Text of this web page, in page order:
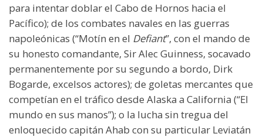
para intentar doblar el Cabo de Hornos hacia el
Pacífico); de los combates navales en las guerras
napoleónicas (“Motín en el Defiant”, con el mando de
su honesto comandante, Sir Alec Guinness, socavado
permanentemente por su segundo a bordo, Dirk
Bogarde, excelsos actores); de goletas mercantes que
competían en el tráfico desde Alaska a California (“El
mundo en sus manos”); o la lucha sin tregua del
enloquecido capitán Ahab con su particular Leviatán